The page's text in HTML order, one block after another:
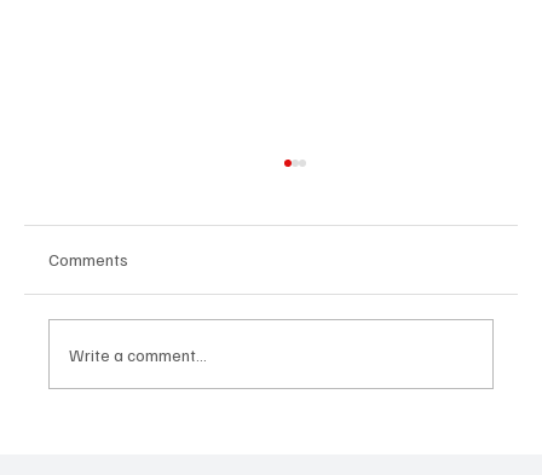
Comments
Write a comment...